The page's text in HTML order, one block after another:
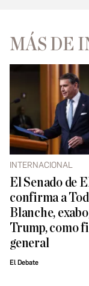
MÁS DE
INTERNACIONAL
El Senado de
confirma a
Blanche,
Trump, como
general
El Debate